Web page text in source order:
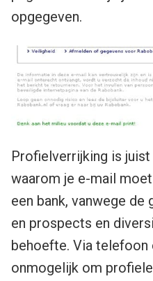
opgegeven.
Profielverrijking is juist
waarom je e-mail
een bank, vanwege de
en prospects en
behoefte. Via
onmogelijk om